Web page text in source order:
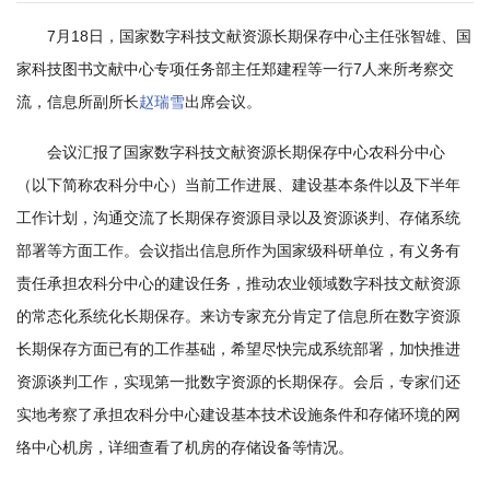
所
科
学
究
成
7月18日，国家数字科技文献资源长期保存中心主任张智雄、国
家科技图书文献中心专项任务部主任郑建程等一行7人来所考察交
流，信息所副所长赵瑞雪出席会议。
会议汇报了国家数字科技文献资源长期保存中心农科分中心
（以下简称农科分中心）当前工作进展、建设基本条件以及下半年
工作计划，沟通交流了长期保存资源目录以及资源谈判、存储系统
部署等方面工作。会议指出信息所作为国家级科研单位，有义务有
责任承担农科分中心的建设任务，推动农业领域数字科技文献资源
的常态化系统化长期保存。来访专家充分肯定了信息所在数字资源
长期保存方面已有的工作基础，希望尽快完成系统部署，加快推进
资源谈判工作，实现第一批数字资源的长期保存。会后，专家们还
实地考察了承担农科分中心建设基本技术设施条件和存储环境的网
络中心机房，详细查看了机房的存储设备等情况。